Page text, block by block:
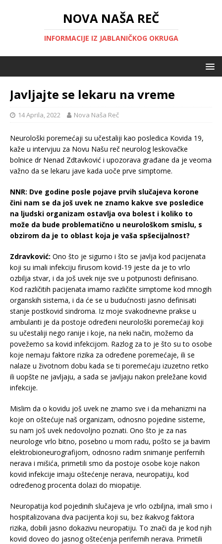
NOVA NAŠA REČ
INFORMACIJE IZ JABLANIČKOG OKRUGA
Javljajte se lekaru na vreme
14 Aprila, 2022 Nova Naša Reč
Neurološki poremećaji su učestaliji kao posledica Kovida 19,
kaže u intervjuu za Novu Našu reč neurolog leskovačke
bolnice dr Nenad Zdtavković i upozorava građane da je veoma
važno da se lekaru jave kada uoče prve simptome.
NNR: Dve godine posle pojave prvih slučajeva korone
čini nam se da još uvek ne znamo kakve sve posledice
na ljudski organizam ostavlja ova bolest i koliko to
može da bude problematično u neurološkom smislu, s
obzirom da je to oblast koja je vaša spšecijalnost?
Zdravković: Ono što je sigurno i što se javlja kod pacijenata
koji su imali infekciju firusom kovid-19 jeste da je to vrlo
ozbilja stvar, i da još uvek nije sve u potpunosti definisano.
Kod različitih pacijenata imamo različite simptome kod mnogih
organskih sistema, i da će se u budućnosti jasno definisati
stanje postkovid sindroma. Iz moje svakodnevne prakse u
ambulanti je da postoje određeni neurološki poremećaji koji
su učestaliji nego ranije i koje, na neki način, možemo da
povežemo sa kovid infekcijom. Razlog za to je što su to osobe
koje nemaju faktore rizika za određene poremećaje, ili se
nalaze u životnom dobu kada se ti poremećaju izuzetno retko
ili uopšte ne javljaju, a sada se javljaju nakon preležane kovid
infekcije.
Mislim da o kovidu još uvek ne znamo sve i da mehanizmi na
koje on oštećuje naš organizam, odnosno pojedine sisteme,
su nam još uvek nedovoljno poznati. Ono što je za nas
neurologe vrlo bitno, posebno u mom radu, pošto se ja bavim
elektrobioneurografijom, odnosno radim snimanje perifernih
nerava i mišića, primetili smo da postoje osobe koje nakon
kovid infekcije imaju oštećenje nerava, neuropatiju, kod
određenog procenta dolazi do miopatije.
Neuropatija kod pojedinih slučajeva je vrlo ozbiljna, imali smo i
hospitalizovana dva pacijenta koji su, bez ikakvog faktora
rizika, dobili jasno dokazivu neuropatiju. To znači da je kod njih
kovid doveo do jasnog oštećenja perifernih nerava. Primetili